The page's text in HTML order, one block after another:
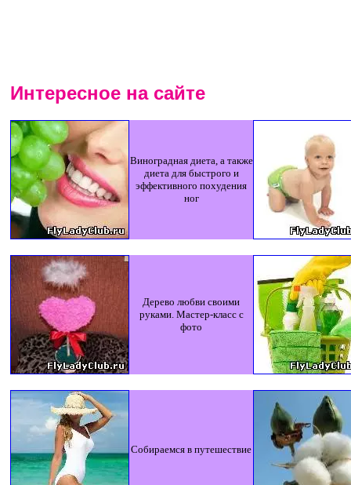
Интересное на сайте
Виноградная диета, а также
диета для быстрого и
эффективного похудения
ног
Дерево любви своими
руками. Мастер-класс с
фото
Собираемся в путешествие